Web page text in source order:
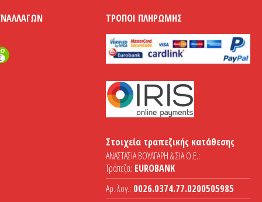
ΤΡΌΠΟΙ ΠΛΗΡΩΜΉΣ
Στοιχεία τραπεζικής κατάθεσης
ΑΝΑΣΤΑΣΙΑ ΒΟΥΛΓΑΡΗ & ΣΙΑ Ο.Ε.:
Τράπεζα: EUROBANK
Αρ. λογ.: 0026.0374.77.0200505985